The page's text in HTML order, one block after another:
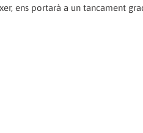
ens portarà a un tancament